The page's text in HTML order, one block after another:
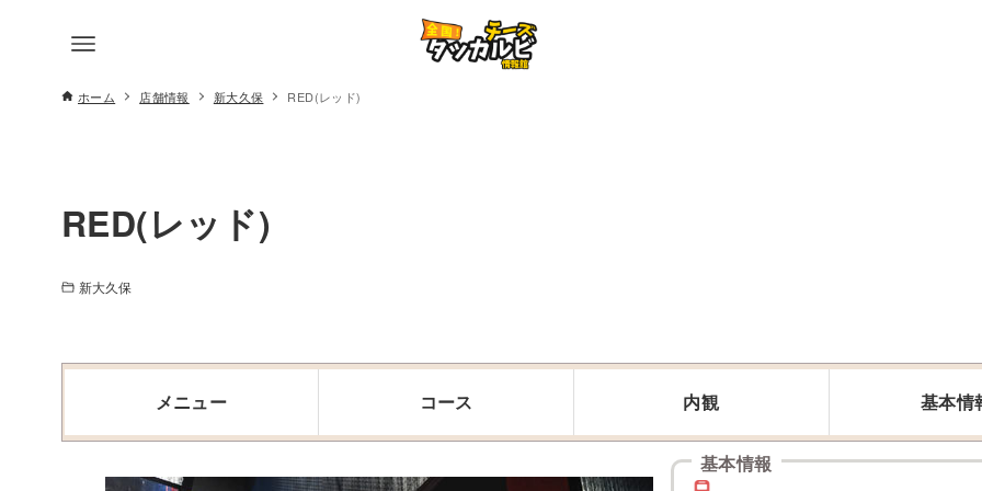
ホーム 店舗情報 新大久保 RED(レッド)
RED(レッド)
新大久保
メニュー コース 内観 基本情
基本情報